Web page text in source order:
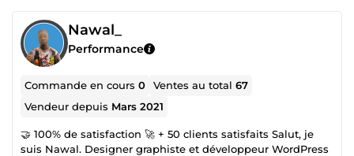
Nawal_
Performance
Commande en cours0 Ventes au total67
Vendeur depuis Mars 2021
🤝 100% de satisfaction 🚀 + 50 clients satisfaits Salut, je
suis Nawal. Designer graphiste et développeur WordPress